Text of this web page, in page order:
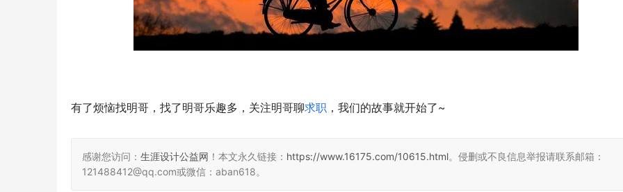
有了烦恼找明哥，找了明哥乐趣多，关注明哥聊求职 ，我们的故事就开始了~
感谢您访问： 生涯设计公益网 ！本文永久链接： https://www.16175.com/10615.html。侵删或不良信息举报请联系邮箱：
121488412@qq.com或微信：aban618。